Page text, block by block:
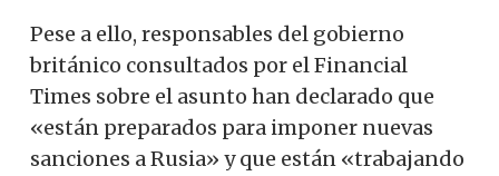
Pese a ello, responsables del gobierno
británico consultados por el Financial
Times sobre el asunto han declarado que
«están preparados para imponer nuevas
sanciones a Rusia» y que están «trabajando